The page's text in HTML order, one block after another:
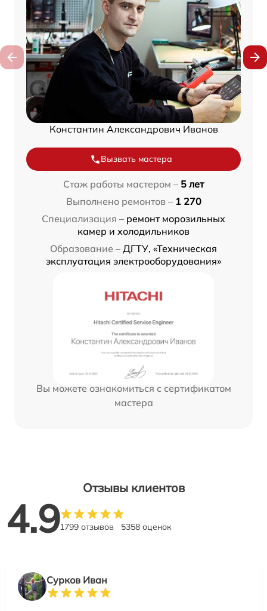
Константин Александрович Иванов
Вызвать мастера
Стаж работы мастером – 5 лет
Выполнено ремонтов – 1 270
Специализация – ремонт морозильных
камер и холодильников
Образование – ДГТУ, «Техническая
эксплуатация электрооборудования»
Вы можете ознакомиться с сертификатом
мастера
Отзывы клиентов
4.91799 отзывов 5358 оценок
Сурков Иван